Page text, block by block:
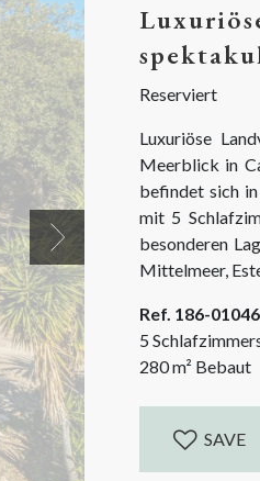
Next
Reserviert
Luxuriöse
Meerblick in
befindet sich
mit 5
besonderen
Mittelmeer,
ist noch im
Ref. 186-
5
280m² Bebaut
SAVE